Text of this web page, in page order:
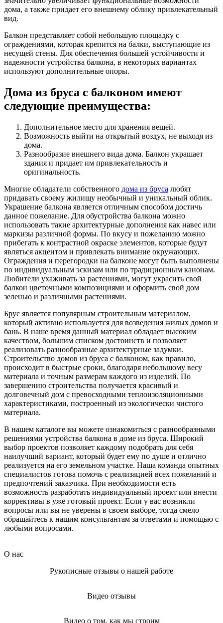
дома, а также придает его внешнему облику привлекательный
вид.
Балкон представляет собой небольшую площадку с
ограждениями, которая крепится на балки, выступающие из
несущей стены. Для обеспечения большей устойчивости и
надежности устройства балкона, в некоторых вариантах
используют дополнительные опоры.
Дома из бруса с балконом имеют
следующие преимущества:
Дополнительное место для хранения вещей.
Возможность выйти на открытый воздух, не выходя из
дома.
Разнообразие внешнего вида дома. Балкон украшает
здания и придает им привлекательность и
оригинальность.
Многие обладатели собственного дома из бруса любят
придавать своему жилищу необычный и уникальный облик.
Украшение балкона является отличным способом достичь
данное пожелание. Для обустройства балкона можно
использовать такие архитектурные дополнения как навес или
маркизы различной формы. По вкусу и пожеланию можно
прибегать к контрастной окраске элементов, которые будут
являться акцентом и привлекать внимание окружающих.
Ограждения и перегородки на балконе могут быть выполнены
по индивидуальным эскизам или по традиционным канонам.
Любители ухаживать за растениями, могут украсить свой
балкон цветочными композициями и оформить свой дом
зеленью и различными растениями.
Брус является популярным строительным материалом,
который активно используется для возведения жилых домов и
бань. В наше время данный материал обладает высоким
качеством, большим списком достоинств и позволяет
реализовать разнообразные архитектурные задумки.
Строительство домов из бруса с балконом, как правило,
происходит в быстрые сроки, благодаря небольшому весу
материала и точным размерам каждого из изделий. По
завершению строительства получается красивый и
долговечный дом с превосходными теплоизоляционными
характеристиками, построенный из экологически чистого
материала.
В нашем каталоге вы можете ознакомиться с разнообразными
решениями устройства балкона в доме из бруса. Широкий
выбор проектов позволяет каждому подобрать для себя
наилучший вариант, который будет ему по душе и отлично
реализуется на его земельном участке. Наша команда опытных
специалистов готова помочь с реализацией всех пожеланий и
предпочтений заказчика. При необходимости есть
возможность разработать индивидуальный проект или внести
коррективы в уже готовый проект. Если у вас возникли
вопросы или вы не уверены в своем выборе, тогда смело
обращайтесь к нашим консультантам за ответами и помощью с
любыми вопросами.
О нас
Рукописные отзывы о нашей работе
Видео отзывы
Видео о том, как мы строим